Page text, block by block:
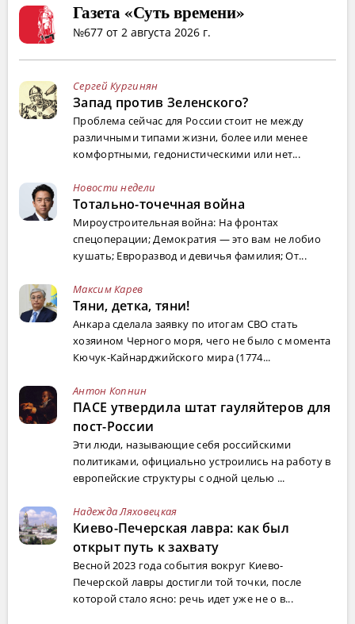
Газета «Суть времени»
№677 от 2 августа 2026 г.
Сергей Кургинян
Запад против Зеленского?
Проблема сейчас для России стоит не между
различными типами жизни, более или менее
комфортными, гедонистическими или нет...
Новости недели
Тотально-точечная война
Мироустроительная война: На фронтах
спецоперации; Демократия — это вам не лобио
кушать; Евроразвод и девичья фамилия; От...
Максим Карев
Тяни, детка, тяни!
Анкара сделала заявку по итогам СВО стать
хозяином Черного моря, чего не было с момента
Кючук-Кайнарджийского мира (1774...
Антон Копнин
ПАСЕ утвердила штат гауляйтеров для
пост-России
Эти люди, называющие себя российскими
политиками, официально устроились на работу в
европейские структуры с одной целью ...
Надежда Ляховецкая
Киево-Печерская лавра: как был
открыт путь к захвату
Весной 2023 года события вокруг Киево-
Печерской лавры достигли той точки, после
которой стало ясно: речь идет уже не о в...